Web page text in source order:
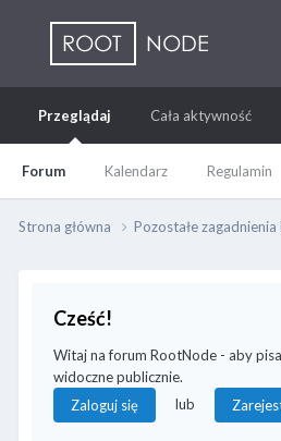
Przeglądaj
Forum Kalendarz Regulamin
Cała aktywność
Strona główna Pozostałe
Cześć!
Witaj na forum RootNode - aby
widoczne publicznie.
Zaloguj się
lub